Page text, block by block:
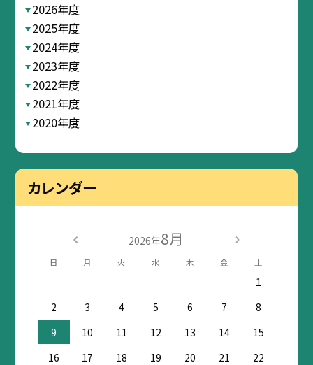
2026年度
2025年度
2024年度
2023年度
2022年度
2021年度
2020年度
カレンダー
2026年8月
日 月 火 水 木 金 土
1
2
3 4 5 6 7
8
9
10 11 12 13 14
15
16
17 18 19 20 21
22